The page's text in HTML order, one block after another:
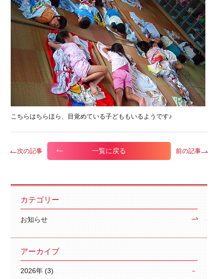
こちらはちらほら、目覚めている子どももいるようです♪
次の記事 一覧に戻る 前の記事
カテゴリー
お知らせ
アーカイブ
2026年 (3)